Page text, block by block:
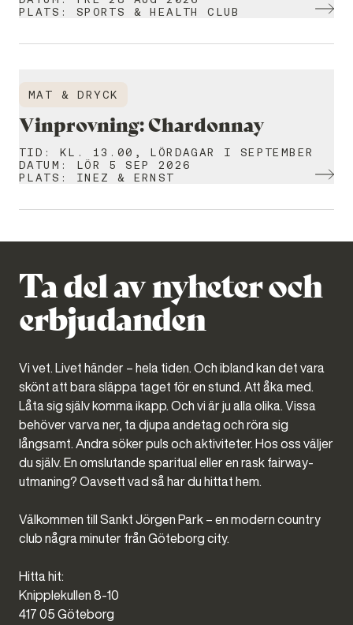
PLATS : SPORTS & HEALTH CLUB
MAT & DRYCK
Vinprovning: Chardonnay
TID : KL. 13.00, LÖRDAGAR I SEPTEMBER
DATUM :
LÖR 5 SEP 2026
PLATS : INEZ & ERNST
Ta del av nyheter och
erbjudanden
Vi vet. Livet händer – hela tiden. Och ibland kan det vara
skönt att bara släppa taget för en stund. Att åka med.
Låta sig själv komma ikapp. Och vi är ju alla olika. Vissa
behöver varva ner, ta djupa andetag och röra sig
långsamt. Andra söker puls och aktiviteter. Hos oss väljer
du själv. En omslutande sparitual eller en rask fairway-
utmaning? Oavsett vad så har du hittat hem.
Välkommen till Sankt Jörgen Park – en modern country
club några minuter från Göteborg city.
Hitta hit:
Knipplekullen 8-10
417 05 Göteborg